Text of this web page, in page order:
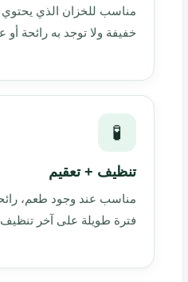
مناسب للخزان الذي
خفيفة ولا توجد به رائحة
🧪
تنظيف + تعقيم
مناسب عند وجود طعم،
فترة طويلة على آخر